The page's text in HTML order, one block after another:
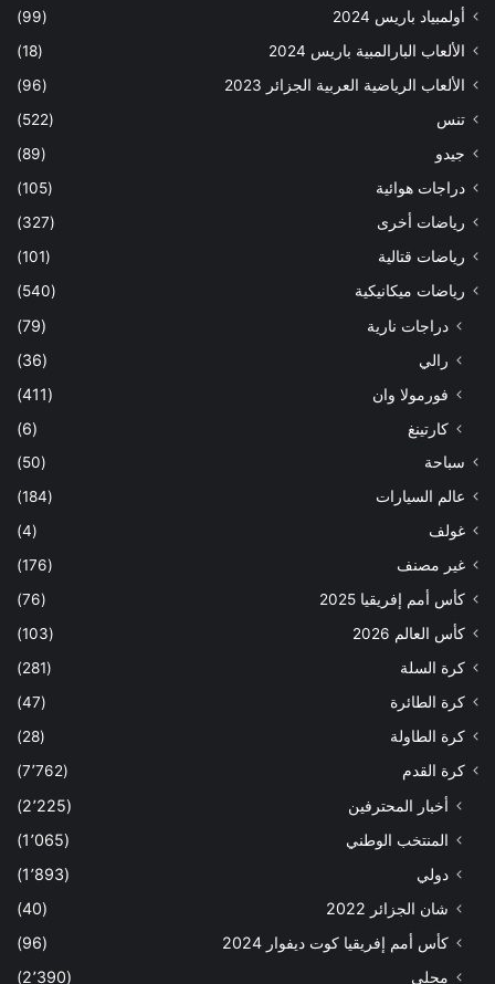
أولمبياد باريس 2024
(99)
الألعاب البارالمبية باريس 2024
(18)
الألعاب الرياضية العربية الجزائر 2023
(96)
تنس
(522)
جيدو
(89)
دراجات هوائية
(105)
رياضات أخرى
(327)
رياضات قتالية
(101)
رياضات ميكانيكية
(540)
دراجات نارية
(79)
رالي
(36)
فورمولا وان
(411)
كارتينغ
(6)
سباحة
(50)
عالم السيارات
(184)
غولف
(4)
غير مصنف
(176)
كأس أمم إفريقيا 2025
(76)
كأس العالم 2026
(103)
كرة السلة
(281)
كرة الطائرة
(47)
كرة الطاولة
(28)
كرة القدم
(7٬762)
أخبار المحترفين
(2٬225)
المنتخب الوطني
(1٬065)
دولي
(1٬893)
شان الجزائر 2022
(40)
كأس أمم إفريقيا كوت ديفوار 2024
(96)
محلي
(2٬390)